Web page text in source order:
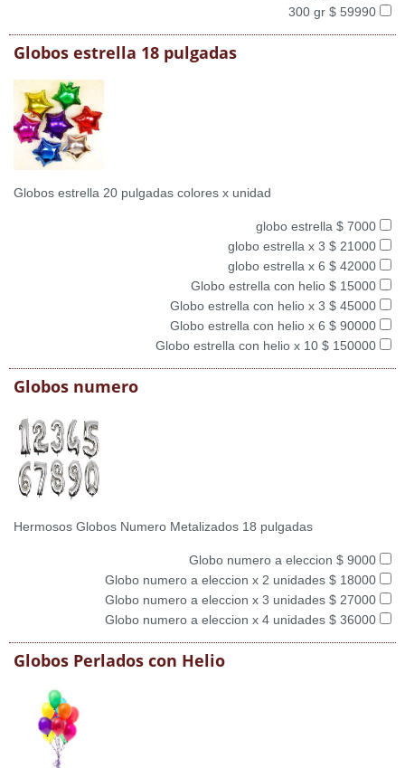
300 gr $ 59990
Globos estrella 18 pulgadas
Globos estrella 20 pulgadas colores x unidad
globo estrella $ 7000
globo estrella x 3 $ 21000
globo estrella x 6 $ 42000
Globo estrella con helio $ 15000
Globo estrella con helio x 3 $ 45000
Globo estrella con helio x 6 $ 90000
Globo estrella con helio x 10 $ 150000
Globos numero
Hermosos Globos Numero Metalizados 18 pulgadas
Globo numero a eleccion $ 9000
Globo numero a eleccion x 2 unidades $ 18000
Globo numero a eleccion x 3 unidades $ 27000
Globo numero a eleccion x 4 unidades $ 36000
Globos Perlados con Helio